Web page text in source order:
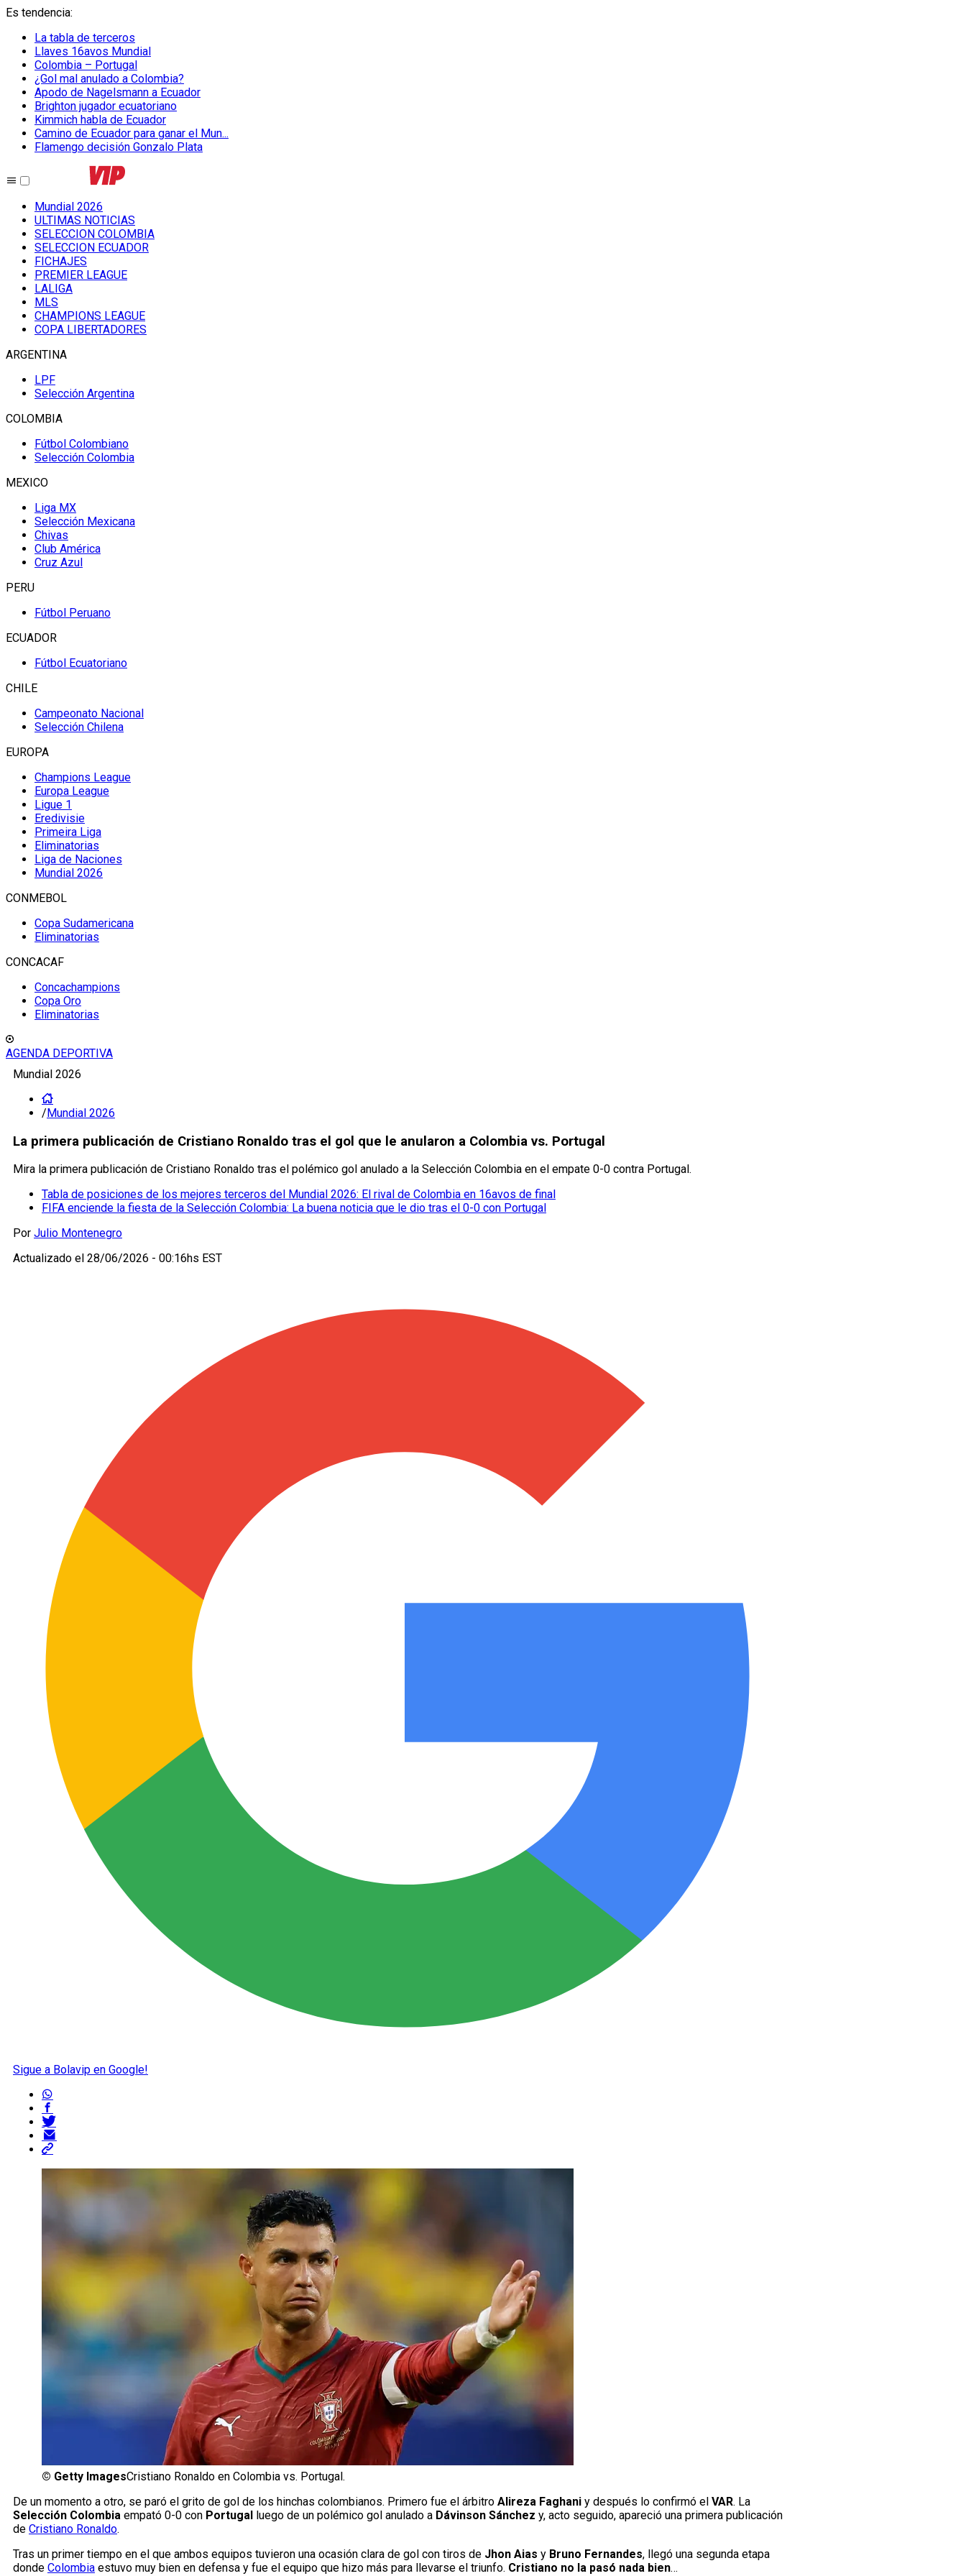
Es tendencia:
La tabla de terceros
Llaves 16avos Mundial
Colombia – Portugal
¿Gol mal anulado a Colombia?
Apodo de Nagelsmann a Ecuador
Brighton jugador ecuatoriano
Kimmich habla de Ecuador
Camino de Ecuador para ganar el Mun...
Flamengo decisión Gonzalo Plata
Mundial 2026
ULTIMAS NOTICIAS
SELECCION COLOMBIA
SELECCION ECUADOR
FICHAJES
PREMIER LEAGUE
LALIGA
MLS
CHAMPIONS LEAGUE
COPA LIBERTADORES
ARGENTINA
LPF
Selección Argentina
COLOMBIA
Fútbol Colombiano
Selección Colombia
MEXICO
Liga MX
Selección Mexicana
Chivas
Club América
Cruz Azul
PERU
Fútbol Peruano
ECUADOR
Fútbol Ecuatoriano
CHILE
Campeonato Nacional
Selección Chilena
EUROPA
Champions League
Europa League
Ligue 1
Eredivisie
Primeira Liga
Eliminatorias
Liga de Naciones
Mundial 2026
CONMEBOL
Copa Sudamericana
Eliminatorias
CONCACAF
Concachampions
Copa Oro
Eliminatorias
AGENDA DEPORTIVA
Mundial 2026
/Mundial 2026
La primera publicación de Cristiano Ronaldo tras el gol que le anularon a Colombia vs. Portugal
Mira la primera publicación de Cristiano Ronaldo tras el polémico gol anulado a la Selección Colombia en el empate 0-0 contra Portugal.
Tabla de posiciones de los mejores terceros del Mundial 2026: El rival de Colombia en 16avos de final
FIFA enciende la fiesta de la Selección Colombia: La buena noticia que le dio tras el 0-0 con Portugal
Por Julio Montenegro
Actualizado el 28/06/2026 - 00:16hs EST
Sigue a Bolavip en Google!
© Getty ImagesCristiano Ronaldo en Colombia vs. Portugal.
De un momento a otro, se paró el grito de gol de los hinchas colombianos. Primero fue el árbitro Alireza Faghani y después lo confirmó el VAR. La
Selección Colombia empató 0-0 con Portugal luego de un polémico gol anulado a Dávinson Sánchez y, acto seguido, apareció una primera publicación
de Cristiano Ronaldo.
Tras un primer tiempo en el que ambos equipos tuvieron una ocasión clara de gol con tiros de Jhon Aias y Bruno Fernandes, llegó una segunda etapa
donde Colombia estuvo muy bien en defensa y fue el equipo que hizo más para llevarse el triunfo. Cristiano no la pasó nada bien…